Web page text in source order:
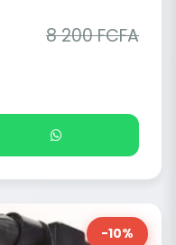
8 200 FCFA
-10%